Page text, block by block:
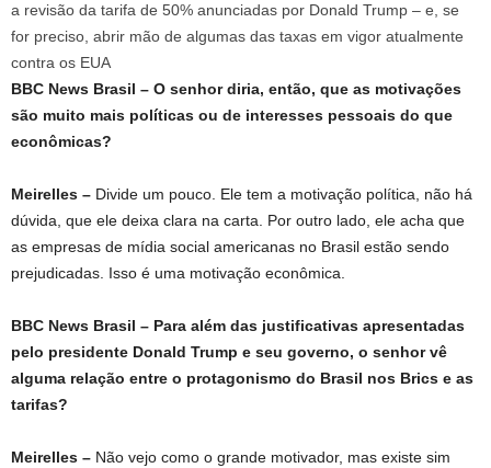
a revisão da tarifa de 50% anunciadas por Donald Trump – e, se
for preciso, abrir mão de algumas das taxas em vigor atualmente
contra os EUA
BBC News Brasil – O senhor diria, então, que as motivações
são muito mais políticas ou de interesses pessoais do que
econômicas?
Meirelles – Divide um pouco. Ele tem a motivação política, não há
dúvida, que ele deixa clara na carta. Por outro lado, ele acha que
as empresas de mídia social americanas no Brasil estão sendo
prejudicadas. Isso é uma motivação econômica.
BBC News Brasil – Para além das justificativas apresentadas
pelo presidente Donald Trump e seu governo, o senhor vê
alguma relação entre o protagonismo do Brasil nos Brics e as
tarifas?
Meirelles – Não vejo como o grande motivador, mas existe sim